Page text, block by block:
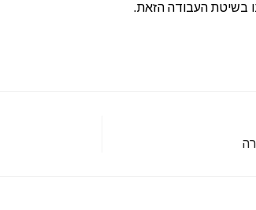
בשיטת העבודה הזאת.